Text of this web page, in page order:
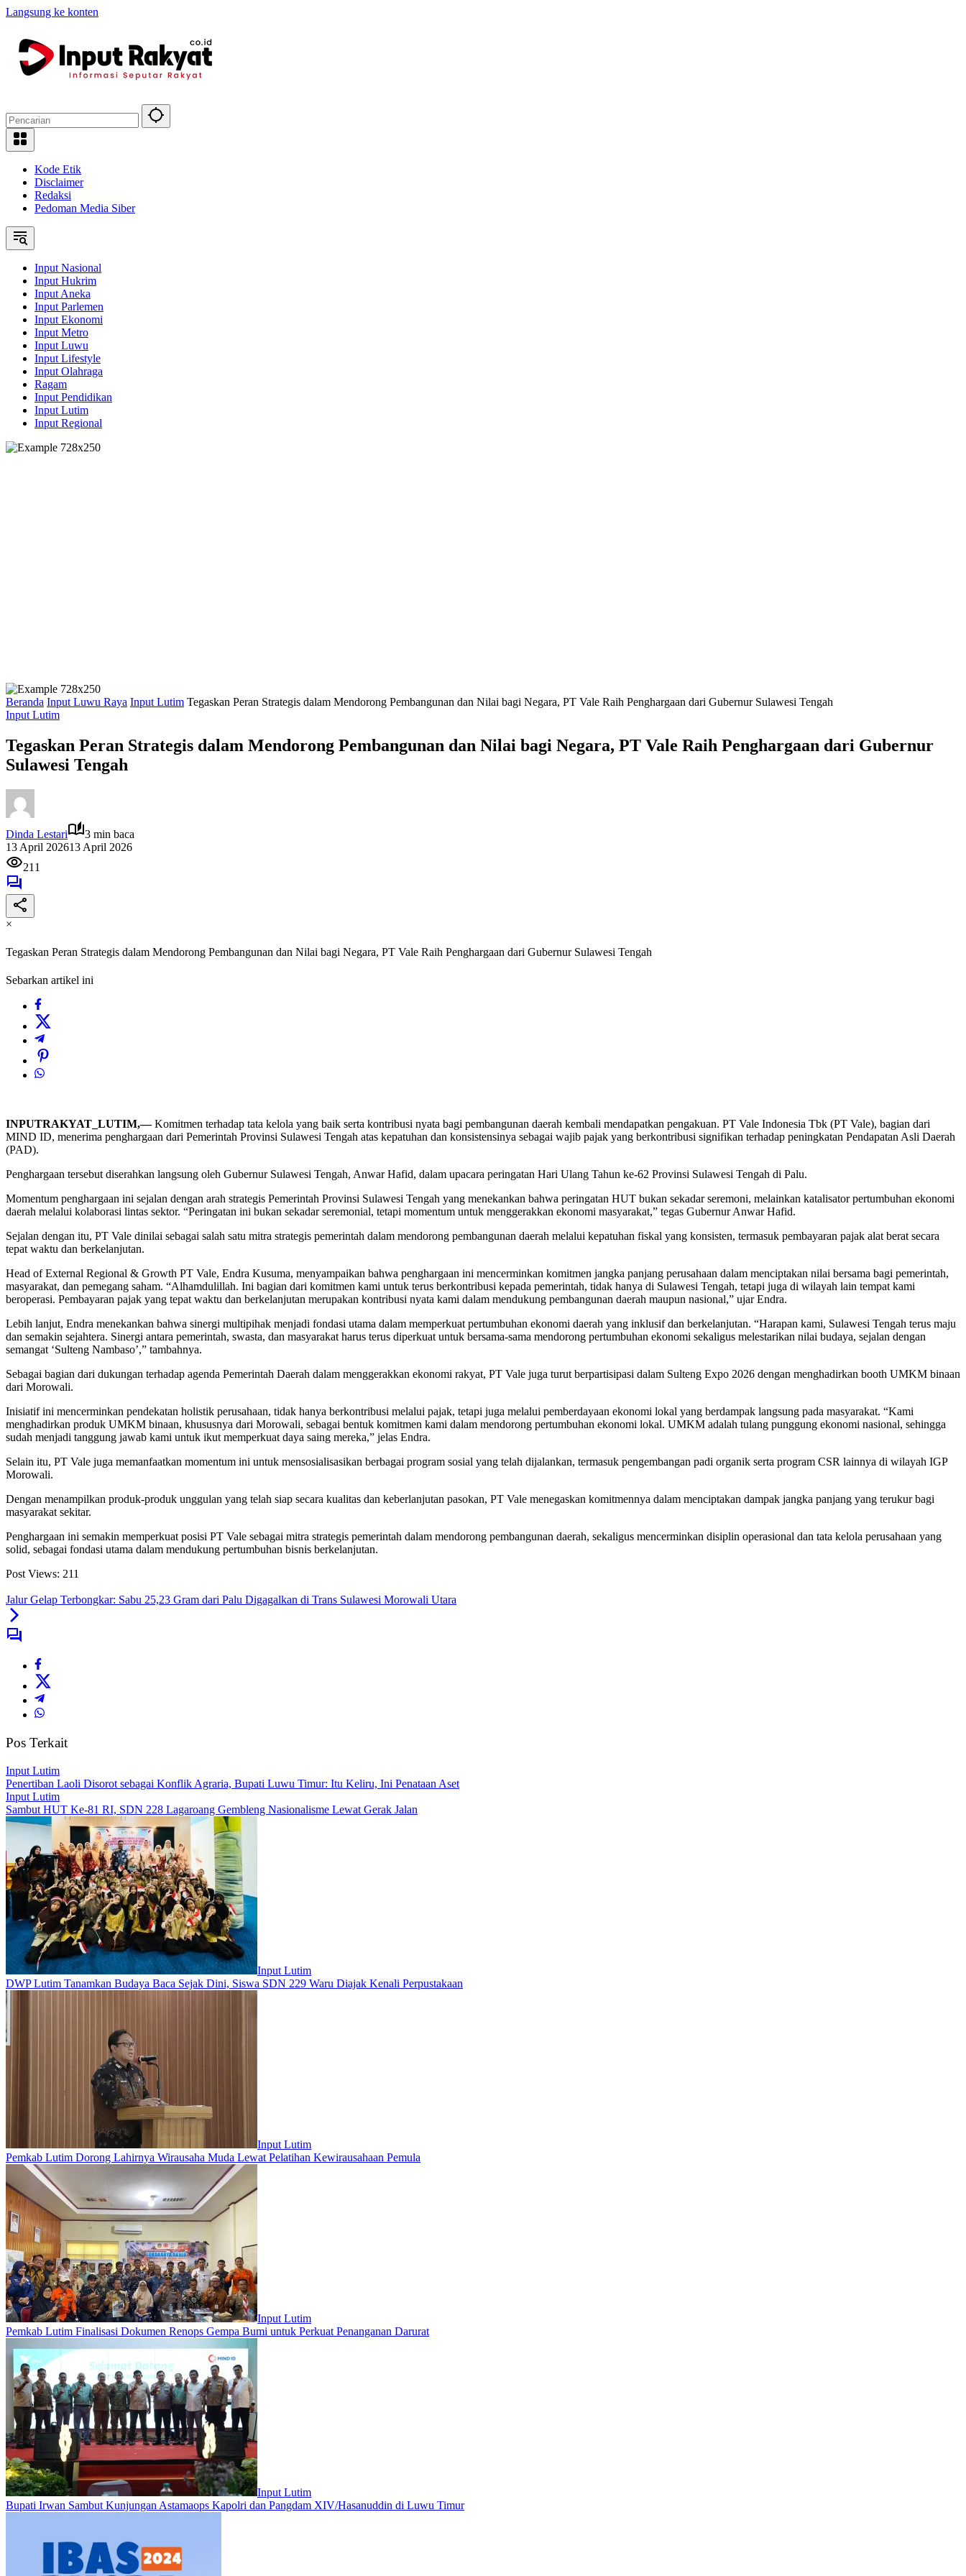
Langsung ke konten
Kode Etik
Disclaimer
Redaksi
Pedoman Media Siber
Input Nasional
Input Hukrim
Input Aneka
Input Parlemen
Input Ekonomi
Input Metro
Input Luwu
Input Lifestyle
Input Olahraga
Ragam
Input Pendidikan
Input Lutim
Input Regional
Beranda Input Luwu Raya Input Lutim Tegaskan Peran Strategis dalam Mendorong Pembangunan dan Nilai bagi Negara, PT Vale Raih Penghargaan dari Gubernur Sulawesi Tengah
Input Lutim
Tegaskan Peran Strategis dalam Mendorong Pembangunan dan Nilai bagi Negara, PT Vale Raih Penghargaan dari Gubernur
Sulawesi Tengah
Dinda Lestari
3 min baca
13 April 202613 April 2026
211
×
Tegaskan Peran Strategis dalam Mendorong Pembangunan dan Nilai bagi Negara, PT Vale Raih Penghargaan dari Gubernur Sulawesi Tengah
Sebarkan artikel ini
INPUTRAKYAT_LUTIM,—Komitmen terhadap tata kelola yang baik serta kontribusi nyata bagi pembangunan daerah kembali mendapatkan pengakuan. PT Vale Indonesia Tbk (PT Vale), bagian dari
MIND ID, menerima penghargaan dari Pemerintah Provinsi Sulawesi Tengah atas kepatuhan dan konsistensinya sebagai wajib pajak yang berkontribusi signifikan terhadap peningkatan Pendapatan Asli Daerah
(PAD).
Penghargaan tersebut diserahkan langsung oleh Gubernur Sulawesi Tengah, Anwar Hafid, dalam upacara peringatan Hari Ulang Tahun ke-62 Provinsi Sulawesi Tengah di Palu.
Momentum penghargaan ini sejalan dengan arah strategis Pemerintah Provinsi Sulawesi Tengah yang menekankan bahwa peringatan HUT bukan sekadar seremoni, melainkan katalisator pertumbuhan ekonomi
daerah melalui kolaborasi lintas sektor. “Peringatan ini bukan sekadar seremonial, tetapi momentum untuk menggerakkan ekonomi masyarakat,” tegas Gubernur Anwar Hafid.
Sejalan dengan itu, PT Vale dinilai sebagai salah satu mitra strategis pemerintah dalam mendorong pembangunan daerah melalui kepatuhan fiskal yang konsisten, termasuk pembayaran pajak alat berat secara
tepat waktu dan berkelanjutan.
Head of External Regional & Growth PT Vale, Endra Kusuma, menyampaikan bahwa penghargaan ini mencerminkan komitmen jangka panjang perusahaan dalam menciptakan nilai bersama bagi pemerintah,
masyarakat, dan pemegang saham. “Alhamdulillah. Ini bagian dari komitmen kami untuk terus berkontribusi kepada pemerintah, tidak hanya di Sulawesi Tengah, tetapi juga di wilayah lain tempat kami
beroperasi. Pembayaran pajak yang tepat waktu dan berkelanjutan merupakan kontribusi nyata kami dalam mendukung pembangunan daerah maupun nasional,” ujar Endra.
Lebih lanjut, Endra menekankan bahwa sinergi multipihak menjadi fondasi utama dalam memperkuat pertumbuhan ekonomi daerah yang inklusif dan berkelanjutan. “Harapan kami, Sulawesi Tengah terus maju
dan semakin sejahtera. Sinergi antara pemerintah, swasta, dan masyarakat harus terus diperkuat untuk bersama-sama mendorong pertumbuhan ekonomi sekaligus melestarikan nilai budaya, sejalan dengan
semangat ‘Sulteng Nambaso’,” tambahnya.
Sebagai bagian dari dukungan terhadap agenda Pemerintah Daerah dalam menggerakkan ekonomi rakyat, PT Vale juga turut berpartisipasi dalam Sulteng Expo 2026 dengan menghadirkan booth UMKM binaan
dari Morowali.
Inisiatif ini mencerminkan pendekatan holistik perusahaan, tidak hanya berkontribusi melalui pajak, tetapi juga melalui pemberdayaan ekonomi lokal yang berdampak langsung pada masyarakat. “Kami
menghadirkan produk UMKM binaan, khususnya dari Morowali, sebagai bentuk komitmen kami dalam mendorong pertumbuhan ekonomi lokal. UMKM adalah tulang punggung ekonomi nasional, sehingga
sudah menjadi tanggung jawab kami untuk ikut memperkuat daya saing mereka,” jelas Endra.
Selain itu, PT Vale juga memanfaatkan momentum ini untuk mensosialisasikan berbagai program sosial yang telah dijalankan, termasuk pengembangan padi organik serta program CSR lainnya di wilayah IGP
Morowali.
Dengan menampilkan produk-produk unggulan yang telah siap secara kualitas dan keberlanjutan pasokan, PT Vale menegaskan komitmennya dalam menciptakan dampak jangka panjang yang terukur bagi
masyarakat sekitar.
Penghargaan ini semakin memperkuat posisi PT Vale sebagai mitra strategis pemerintah dalam mendorong pembangunan daerah, sekaligus mencerminkan disiplin operasional dan tata kelola perusahaan yang
solid, sebagai fondasi utama dalam mendukung pertumbuhan bisnis berkelanjutan.
Post Views: 211
Jalur Gelap Terbongkar: Sabu 25,23 Gram dari Palu Digagalkan di Trans Sulawesi Morowali Utara
Pos Terkait
Input Lutim
Penertiban Laoli Disorot sebagai Konflik Agraria, Bupati Luwu Timur: Itu Keliru, Ini Penataan Aset
Input Lutim
Sambut HUT Ke-81 RI, SDN 228 Lagaroang Gembleng Nasionalisme Lewat Gerak Jalan
Input Lutim
DWP Lutim Tanamkan Budaya Baca Sejak Dini, Siswa SDN 229 Waru Diajak Kenali Perpustakaan
Input Lutim
Pemkab Lutim Dorong Lahirnya Wirausaha Muda Lewat Pelatihan Kewirausahaan Pemula
Input Lutim
Pemkab Lutim Finalisasi Dokumen Renops Gempa Bumi untuk Perkuat Penanganan Darurat
Input Lutim
Bupati Irwan Sambut Kunjungan Astamaops Kapolri dan Pangdam XIV/Hasanuddin di Luwu Timur